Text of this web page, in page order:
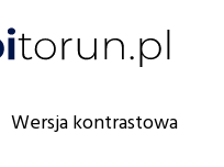
Przełącz
na:
Wersja kontrastowa